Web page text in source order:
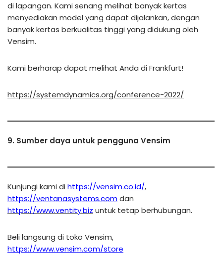
di lapangan. Kami senang melihat banyak kertas
menyediakan model yang dapat dijalankan, dengan
banyak kertas berkualitas tinggi yang didukung oleh
Vensim.
Kami berharap dapat melihat Anda di Frankfurt!
https://systemdynamics.org/conference-2022/
9. Sumber daya untuk pengguna Vensim
Kunjungi kami dihttps://vensim.co.id/,
https://ventanasystems.comdan
https://www.ventity.biz untuk tetap berhubungan.
Beli langsung di toko Vensim,
https://www.vensim.com/store